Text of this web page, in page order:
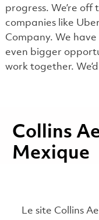
progress. We’re
companies like
Company. We
even bigger
work together.
Collins
Mexique
Le site Collins